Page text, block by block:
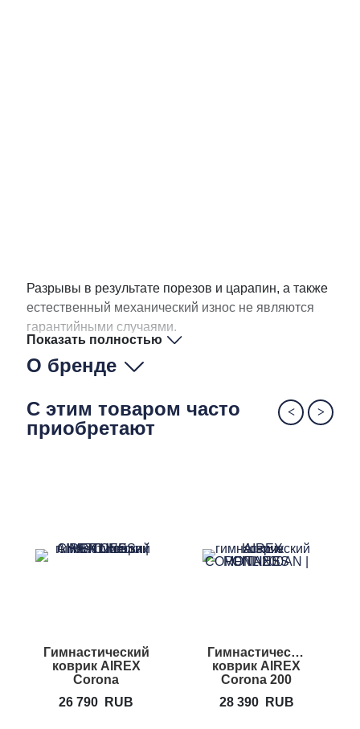
Разрывы в результате порезов и царапин, а также
естественный механический износ не являются
гарантийными случаями.
Показать полностью
О бренде
С этим товаром часто
приобретают
Гимнастический
коврик AIREX
Corona
26 790
RUB
Гимнастический
коврик AIREX
Corona 200
28 390
RUB